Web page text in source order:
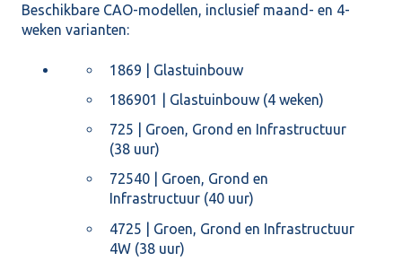
Beschikbare CAO-modellen, inclusief maand- en 4-
weken varianten:
1869 | Glastuinbouw
186901 | Glastuinbouw (4 weken)
725 | Groen, Grond en Infrastructuur
(38 uur)
72540 | Groen, Grond en
Infrastructuur (40 uur)
4725 | Groen, Grond en Infrastructuur
4W (38 uur)